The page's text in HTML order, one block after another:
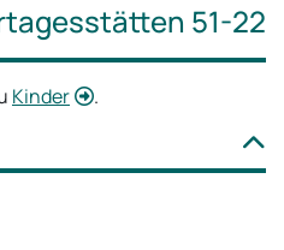
51-22
Kinder .